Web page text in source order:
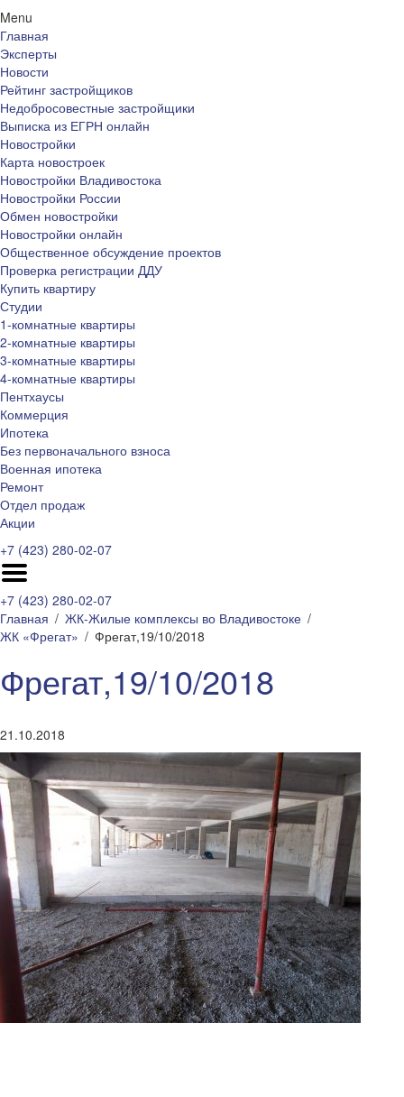
Menu
Главная
Эксперты
Новости
Рейтинг застройщиков
Недобросовестные застройщики
Выписка из ЕГРН онлайн
Новостройки
Карта новостроек
Новостройки Владивостока
Новостройки России
Обмен новостройки
Новостройки онлайн
Общественное обсуждение проектов
Проверка регистрации ДДУ
Купить квартиру
Студии
1-комнатные квартиры
2-комнатные квартиры
3-комнатные квартиры
4-комнатные квартиры
Пентхаусы
Коммерция
Ипотека
Без первоначального взноса
Военная ипотека
Ремонт
Отдел продаж
Акции
+7 (423) 280-02-07
+7 (423) 280-02-07
Главная
ЖК-Жилые комплексы во Владивостоке
ЖК «Фрегат»
Фрегат,19/10/2018
Фрегат,19/10/2018
21.10.2018